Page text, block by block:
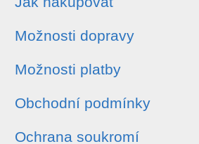
Možnosti dopravy
Možnosti platby
Obchodní podmínky
Ochrana soukromí